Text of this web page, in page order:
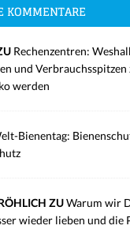
KOMMENTARE
Rechenzentren:
und Verbrauchsspitzen
werden
Bienentag:
ZUWarum wir
wieder lieben und die